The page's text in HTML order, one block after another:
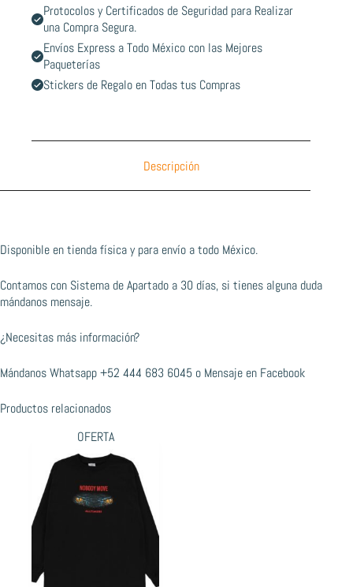
Protocolos y Certificados de Seguridad para Realizar
una Compra Segura.
Envíos Express a Todo México con las Mejores
Paqueterías
Stickers de Regalo en Todas tus Compras
Descripción
Disponible en tienda física y para envío a todo México.
Contamos con Sistema de Apartado a 30 días, si tienes alguna duda
mándanos mensaje.
¿Necesitas más información?
Mándanos Whatsapp+52 444 683 6045 o Mensaje en Facebook
Productos relacionados
OFERTA